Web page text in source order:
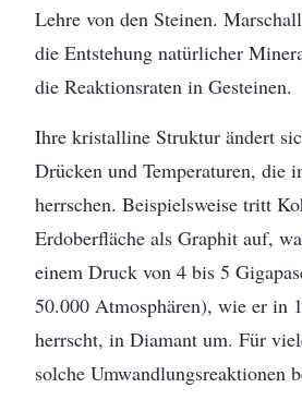
Lehre von den Steinen.
die Entstehung natürlicher
die Reaktionsraten in Gesteinen.
Ihre kristalline Struktur ändert
Drücken und Temperaturen, die
herrschen. Beispielsweise tritt
Erdoberfläche als Graphit auf,
einem Druck von 4 bis 5
50.000 Atmosphären), wie er in
herrscht, in Diamant um. Für
solche Umwandlungsreaktionen